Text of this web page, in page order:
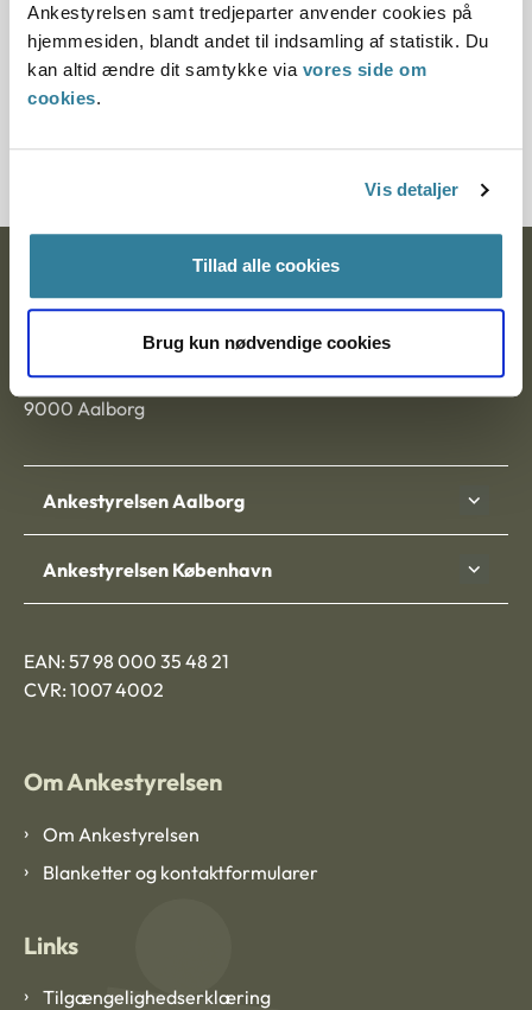
Ankestyrelsen samt tredjeparter anvender cookies på
hjemmesiden, blandt andet til indsamling af statistik. Du
kan altid ændre dit samtykke via vores side om
cookies.
Vis detaljer
Tillad alle cookies
Brug kun nødvendige cookies
§ 84 § 67 § 81 § 5 § 68 § 4 § 100
Journalnummer
Nytorv 7, 2. sal
9000 Aalborg
Ankestyrelsen Aalborg
Ankestyrelsen København
EAN: 57 98 000 35 48 21
CVR: 1007 4002
Om Ankestyrelsen
Om Ankestyrelsen
Blanketter og kontaktformularer
Links
Tilgængelighedserklæring